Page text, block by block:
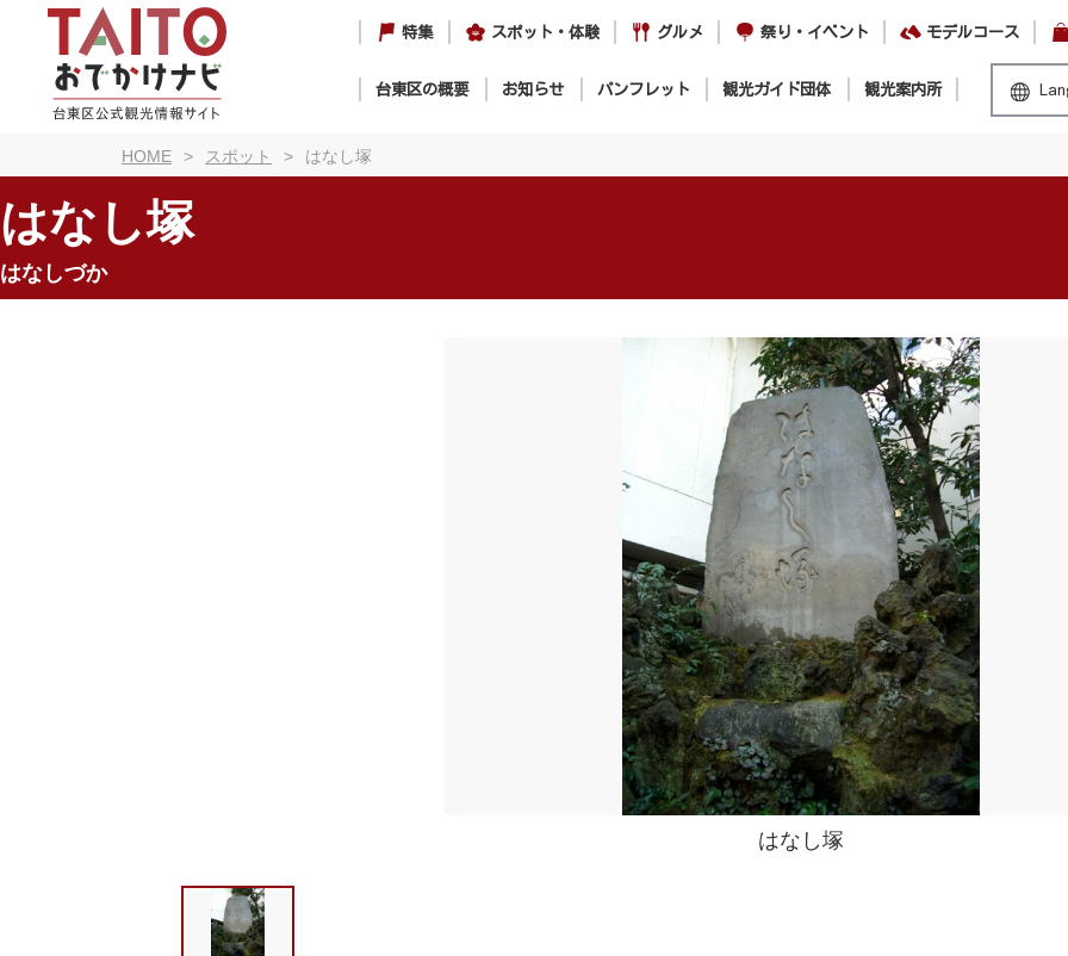
特集 スポット・体験 グルメ 祭り・イベント モデルコース
台東区の概要 お知らせ パンフレット 観光ガイド団体 観光案内所
HOME スポット はなし塚
はなし塚
はなしづか
はなし塚